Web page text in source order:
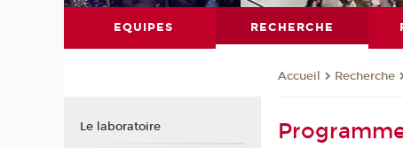
EQUIPES RECHERCHE
Accueil Recherche
Le laboratoire